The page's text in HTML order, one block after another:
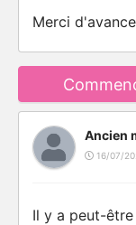
Merci
Ancien
16/07/
Il y a peut-